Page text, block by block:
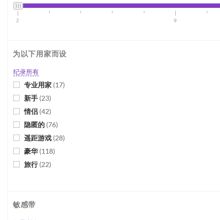
2 9
为以下用家而设
纪录所有
专业用家 (17)
新手 (23)
情侣 (42)
隐匿的 (76)
遥距游戏 (28)
豪华(118)
旅行(22)
敏感带